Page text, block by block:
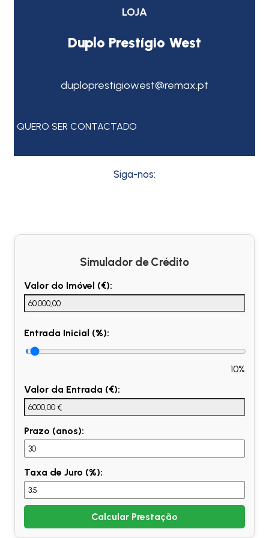
LOJA
Duplo Prestígio West
duploprestigiowest@remax.pt
QUERO SER CONTACTADO
Siga-nos:
Simulador de Crédito
Valor do Imóvel (€):
Entrada Inicial (%):
10%
Valor da Entrada (€):
Prazo (anos):
Taxa de Juro (%):
Calcular Prestação